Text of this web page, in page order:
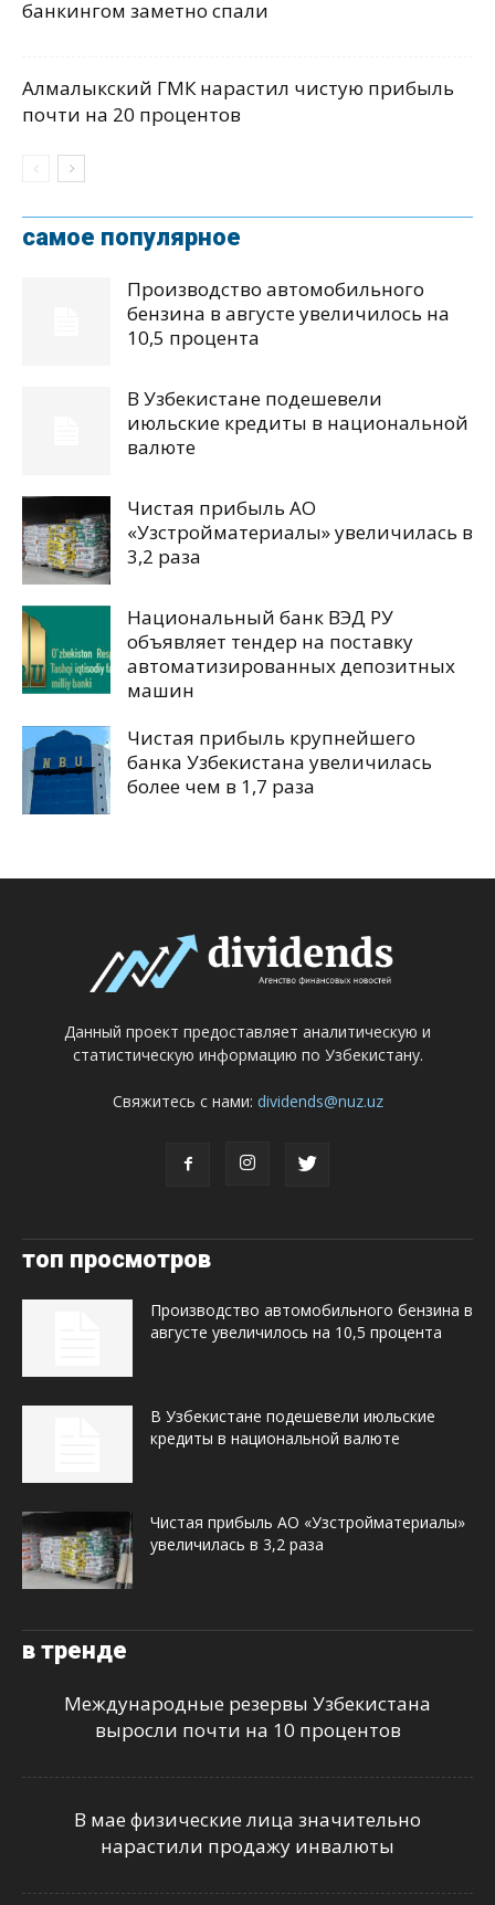
банкингом заметно спали
Алмалыкский ГМК нарастил чистую прибыль
почти на 20 процентов
самое популярное
Производство автомобильного
бензина в августе увеличилось на
10,5 процента
В Узбекистане подешевели
июльские кредиты в национальной
валюте
Чистая прибыль АО
«Узстройматериалы» увеличилась в
3,2 раза
Национальный банк ВЭД РУ
объявляет тендер на поставку
автоматизированных депозитных
машин
Чистая прибыль крупнейшего
банка Узбекистана увеличилась
более чем в 1,7 раза
Данный проект предоставляет аналитическую и
статистическую информацию по Узбекистану.
Свяжитесь с нами: dividends@nuz.uz
топ просмотров
Производство автомобильного бензина в
августе увеличилось на 10,5 процента
В Узбекистане подешевели июльские
кредиты в национальной валюте
Чистая прибыль АО «Узстройматериалы»
увеличилась в 3,2 раза
в тренде
Международные резервы Узбекистана
выросли почти на 10 процентов
В мае физические лица значительно
нарастили продажу инвалюты